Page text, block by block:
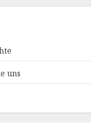
uns